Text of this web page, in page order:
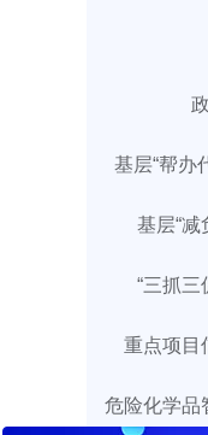
基层“帮办
基层“减
“三抓三
重点项目
危险化学品